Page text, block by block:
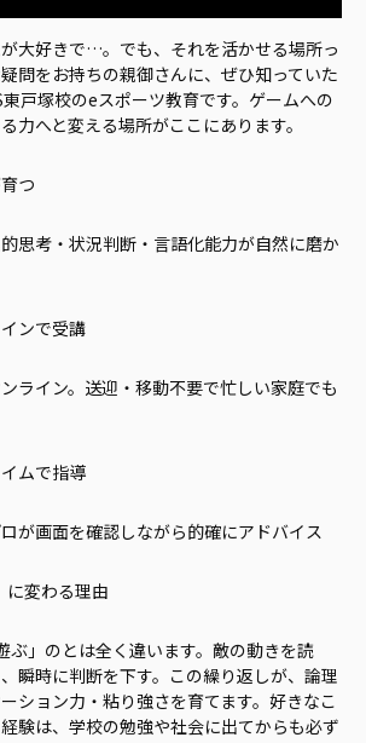
が大好きで…。でも、それを活かせる場所っ
問をお持ちの親御さんに、ぜひ知っていた
戸塚校のeスポーツ教育です。ゲームへの
力へと変える場所がここにあります。
つ
思考・状況判断・言語化能力が自然に磨か
ンで受講
ライン。送迎・移動不要で忙しい家庭でも
ムで指導
が画面を確認しながら的確にアドバイス
に変わる理由
ぶ」のとは全く違います。敵の動きを読
瞬時に判断を下す。この繰り返しが、論理
ション力・粘り強さを育てます。好きなこ
験は、学校の勉強や社会に出てからも必ず